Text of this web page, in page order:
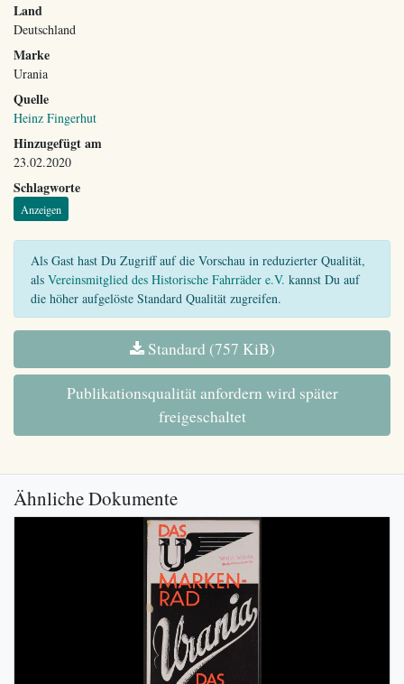
Land
Deutschland
Marke
Urania
Quelle
Heinz Fingerhut
Hinzugefügt am
23.02.2020
Schlagworte
Anzeigen
Als Gast hast Du Zugriff auf die Vorschau in reduzierter Qualität,
als Vereinsmitglied des Historische Fahrräder e.V. kannst Du auf
die höher aufgelöste Standard Qualität zugreifen.
Standard (757 KiB)
Publikationsqualität anfordern wird später
freigeschaltet
Ähnliche Dokumente